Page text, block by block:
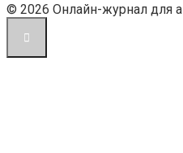
© 2026 Онлайн-журнал для